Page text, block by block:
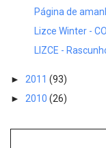
Página de
Lizce Winter -
LIZCE -
► 2011 (93)
► 2010 (26)